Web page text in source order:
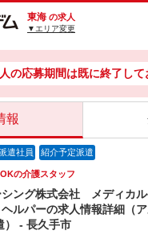
東海 の求人
▼エリア変更
の応募期間は既に終了して
報
遣社員 紹介予定派遣
の介護スタッフ
シング株式会社 メディカ
ルパーの求人情報詳細（
） - 長久手市